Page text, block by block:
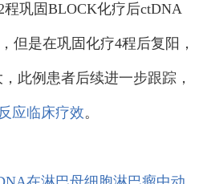
巩固BLOCK化疗后ctDNA
但是在巩固化疗4程后复阳，
此例患者后续进一步跟踪，
应临床疗效。